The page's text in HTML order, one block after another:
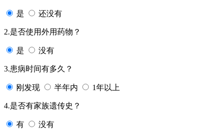
是 还没有
2.是否使用外用药物？
是 没有
3.患病时间有多久？
刚发现 半年内 1年以上
4.是否有家族遗传史？
有 没有